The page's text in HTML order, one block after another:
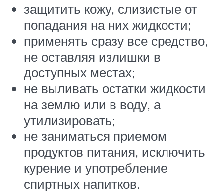
защитить кожу, слизистые от
попадания на них жидкости;
применять сразу все средство,
не оставляя излишки в
доступных местах;
не выливать остатки жидкости
на землю или в воду, а
утилизировать;
не заниматься приемом
продуктов питания, исключить
курение и употребление
спиртных напитков.